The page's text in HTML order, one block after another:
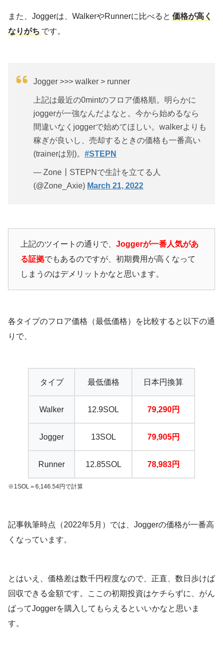
また、Joggerは、WalkerやRunnerに比べると 価格が高く
なりがち です。
Jogger >>> walker > runner
上記は最近の0mintのフロア価格順。明らかに
joggerが一強なんだよなと。今から始めるなら
間違いなくjoggerで始めてほしい。walkerよりも
稼ぎが良いし、売却するときの価格も一番高い
(trainerは別)。 #STEPN
— Zone┃STEPNで生計を立てる人
(@Zone_Axie) March 21, 2022
上記のツイートの通りで、 Joggerが一番人気があ
る証拠でもあるのですが、初期費用が高くなって
しまうのはデメリットかなと思います。
各タイプのフロア価格（最低価格）を比較すると以下の通
りで、
タイプ 最低価格 日本円換算
Walker 12.9SOL 79,290円
Jogger 13SOL 79,905円
Runner 12.85SOL 78,983円
※1SOL＝6,146.54円で計算
記事執筆時点（2022年5月）では、Joggerの価格が一番高
くなっています。
とはいえ、価格差は数千円程度なので、正直、数日歩けば
回収できる金額です。ここの初期投資はケチらずに、がん
ばってJoggerを購入してもらえるといいかなと思いま
す。